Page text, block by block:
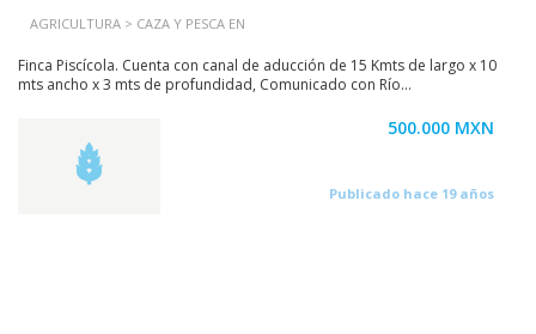
AGRICULTURA > CAZA Y PESCA EN
Finca Piscícola. Cuenta con canal de aducción de 15 Kmts de largo x 10
mts ancho x 3 mts de profundidad, Comunicado con Río...
500.000 MXN
Publicado hace 19 años